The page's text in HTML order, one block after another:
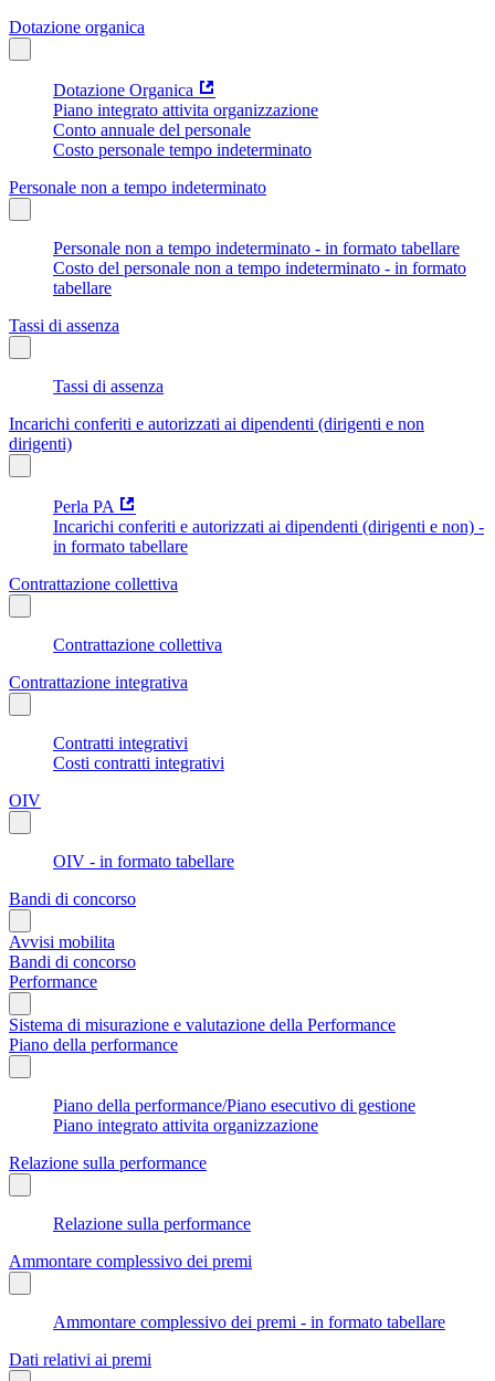
Dotazione organica
Dotazione Organica
Piano integrato attivita organizzazione
Conto annuale del personale
Costo personale tempo indeterminato
Personale non a tempo indeterminato
Personale non a tempo indeterminato - in formato tabellare
Costo del personale non a tempo indeterminato - in formato
tabellare
Tassi di assenza
Tassi di assenza
Incarichi conferiti e autorizzati ai dipendenti (dirigenti e non
dirigenti)
Perla PA
Incarichi conferiti e autorizzati ai dipendenti (dirigenti e non) -
in formato tabellare
Contrattazione collettiva
Contrattazione collettiva
Contrattazione integrativa
Contratti integrativi
Costi contratti integrativi
OIV
OIV - in formato tabellare
Bandi di concorso
Avvisi mobilita
Bandi di concorso
Performance
Sistema di misurazione e valutazione della Performance
Piano della performance
Piano della performance/Piano esecutivo di gestione
Piano integrato attivita organizzazione
Relazione sulla performance
Relazione sulla performance
Ammontare complessivo dei premi
Ammontare complessivo dei premi - in formato tabellare
Dati relativi ai premi